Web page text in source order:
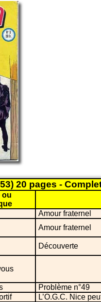
20 pages -
ou
Amour fraternel
Amour fraternel
Découverte
Problème n°49
L’O.G.C. Nice